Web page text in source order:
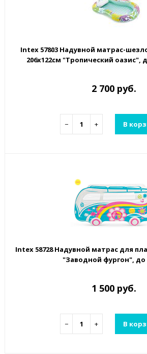
Intex 57803 Надувной матрас-
206х122см "Тропический оазис",
2 700 руб.
− + В
Intex 58728 Надувной матрас для
"Заводной фургон", до
1 500 руб.
− + В